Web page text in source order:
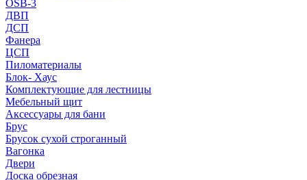
OSB-3
ДВП
ДСП
Фанера
ЦСП
Пиломатериалы
Блок- Хаус
Комплектующие для лестницы
Мебельный щит
Аксессуары для бани
Брус
Брусок сухой строганный
Вагонка
Двери
Доска обрезная